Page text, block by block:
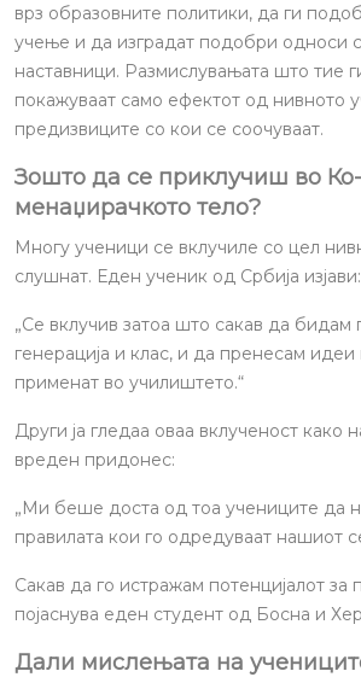
врз образовните политики, да ги
учење и да изградат подобри односи
наставници. Размислувањата што тие
покажуваат само ефектот од нивното
предизвиците со кои се соочуваат.
Зошто да се приклучиш во Ко-
менаџирачкото тело?
Многу ученици се вклучиле со цел
слушнат. Еден ученик од Србија изјави:
„Се вклучив затоа што сакав да бидам
генерација и клас, и да пренесам
применат во училиштето.“
Други ја гледаа оваа вклученост како
вреден придонес:
„Ми беше доста од тоа учениците да
правилата кои го одредуваат нашиот
Сакав да го истражам потенцијалот за
појаснува еден студент од Босна и
Дали мислењата на